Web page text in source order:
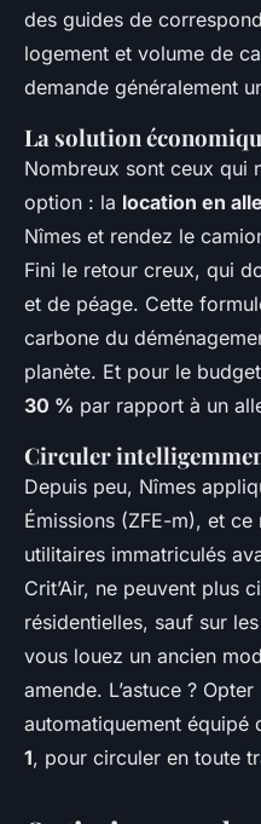
des guides de
logement et volume de
demande généralement
La solution
Nombreux sont ceux qui
option : la location en
Nîmes et rendez le
Fini le retour creux, qui
et de péage. Cette
carbone du
planète. Et pour le
30 % par rapport à un
Circuler
Depuis peu, Nîmes
Émissions (ZFE-m), et ce
utilitaires immatriculés
Crit’Air, ne peuvent plus
résidentielles, sauf sur
vous louez un ancien
amende. L’astuce ?
automatiquement équipé
1, pour circuler en toute